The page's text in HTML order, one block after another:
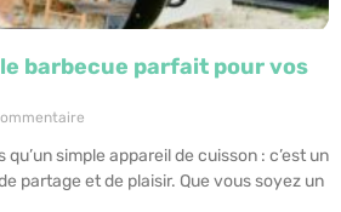
barbecue parfait pour vos
simple appareil de cuisson : c’est un
partage et de plaisir. Que vous soyez un